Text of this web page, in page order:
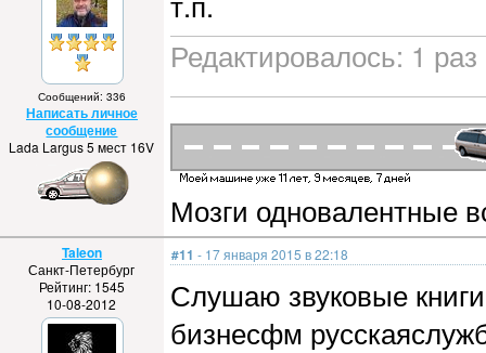
Сообщений: 336
Написать личное
сообщение
Lada Largus 5 мест 16V
Редактировалось: 1
Мозги одновалентные
Taleon
Санкт-Петербург
Рейтинг: 1545
10-08-2012
#11 - 17 января 2015 в 22:18
Слушаю звуковые
бизнесфм